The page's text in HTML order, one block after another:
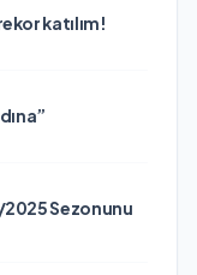
katılım!
Sezonunu